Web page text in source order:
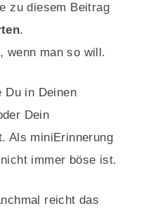
zu diesem Beitrag
.
wenn man so will.
Du in Deinen
Dein
Als miniErinnerung
immer böse ist.
reicht das